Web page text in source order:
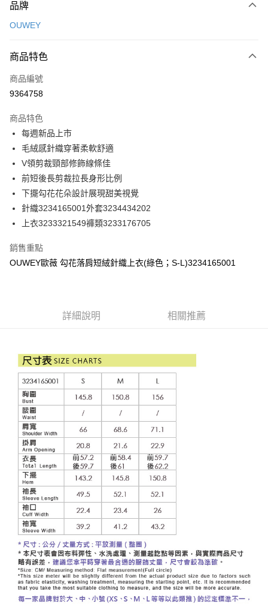
信用卡一次付款
3 期 0 利率 每期
合作金庫商業銀行
上海商業儲蓄銀行
臺灣中小企業銀行
匯豐（台灣）商業銀行
聯邦商業銀行
元大商業銀行
玉山商業銀行
台灣樂天信用卡公司
超商取貨付款
LINE Pay
Apple Pay
街口支付
悠遊付
全盈+PAY
大哥付你分期
相關說明
1.本服務由台灣大哥大提供，台灣大哥大用戶可立即使用無須另外申請。
2.付款方式選擇「大哥付你分期」，訂單成立後會自動跳轉到大哥付的交易
消。如遇「轉專審核」未通過狀況，表示未達大哥付你分期系統評分，恕無
醒簡訊。
2.透過簡訊連結打開帳單後，可選擇「超商條碼／台灣大直營門市／銀行轉
帳／街口支付／iPASS MONEY」等通路繳費。
【注意事項】
1.本服務係由「台灣大哥大股份有限公司」（以下簡稱本公司）所提供，讓
用戶於交易時，得透過本服務購買商品或服務，並由商店將買賣／分期付款
買賣價金債權讓與本公司後，依約使用本公司帳單繳交帳款。
2.基於同意付款使用「大哥付你分期」之契約關係目的，商店將以您的個人
資料（包含姓名、電話或地址）提供予台灣大哥大進項蒐集、處理及利用，
由本公司與您本人進行分期帳單所需資料之確認、核對及更正。
3.完整用戶服務條款，請詳閱以下連結：
https://oppay.tw/userRule
AFTEE先享後付
相關說明
２．便利：只要手機號碼，簡訊認證，即可結帳。
１．於結帳方式選擇「AFTEE先享後付」後，將跳轉至「AFTEE先享後付」
結帳頁面，進行簡訊認證並確認金額後，即可完成結帳。
２．訂單成立數日內，您將收到繳費通知簡訊。
３．收到繳費通知簡訊後14天內，點擊此簡訊中的連結，可透過四大超商／
ATM／網路銀行／等多元方式進行付款，方視為交易完成。
※ 請注意：結帳手續完成當下不需立刻繳費，但若您需要取消訂單，請聯絡
購買商品的店家。未經商家同意取消之訂單仍視為有效，需透過AFTEE先享
後付繳納相關費用。
※ 交易是否成功請以「AFTEE先享後付 」之結帳頁面顯示為準，若有關於
是否繳費成功／繳費後需取消欲退款等相關疑問，請聯繫「AFTEE先享後付
客戶支援中心」https://netprotections.freshdesk.com/support/home
【注意事項】
１．透過由恩沛科技股份有限公司提供之「AFTEE先享後付」服務完成之交
易，需依本服務之必要範圍內提供個人資料，並將交易相關給付款項請求債
權轉讓予恩沛科技股份有限公司。
２．關於個人資料處理事宜，請瀏覽以下網址：
https://aftee.tw/terms/#terms3
３．未成年的使用者請事先徵得法定代理人或監護人之同意方可使用
「AFTEE先享後付」，若未經同意申辦者引起之損失，本公司不負相關責
任。
４．使用「AFTEE先享後付」時，將依據個別帳號之用戶狀況，依本公司即
時審查核予不同之上限額度；若仍有額度不足之情形，本公司將視審查結果
每筆NT$120，滿NT$2,500(含以上)免運費
萊爾富取貨付款
每筆NT$120，滿NT$2,500(含以上)免運費
付款後萊爾富取貨
每筆NT$120，滿NT$2,500(含以上)免運費
7-11取貨付款
每筆NT$120，滿NT$2,500(含以上)免運費
付款後7-11取貨
每筆NT$120，滿NT$2,500(含以上)免運費
宅配
每筆NT$120，滿NT$2,500(含以上)免運費
宅配離島
每筆NT$120，滿NT$2,500(含以上)免運費
品牌
OUWEY
商品特色
商品編號
9364758
商品特色
每週新品上市
毛絨感針織穿著柔軟舒適
V領剪裁頸部修飾線條佳
前短後長剪裁拉長身形比例
下擺勾花花朵設計展現甜美視覺
針織3234165001外套3234434202
上衣3233321549褲類3233176705
銷售重點
OUWEY歐薇 勾花落肩短絨針織上衣(綠色；S-L)3234165001
詳細說明 相關推薦